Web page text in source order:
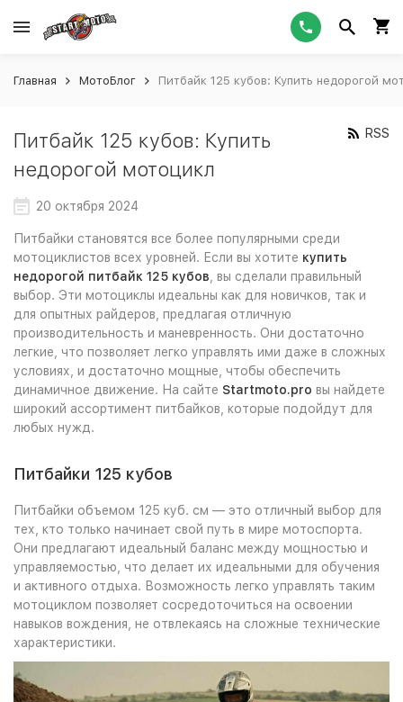
Главная МотоБлог Питбайк 125 кубов: Купить недорогой
Питбайк 125 кубов: Купить
недорогой мотоцикл
RSS
20 октября 2024
Питбайки становятся все более популярными среди
мотоциклистов всех уровней. Если вы хотите купить
недорогой питбайк 125 кубов , вы сделали правильный
выбор. Эти мотоциклы идеальны как для новичков, так и
для опытных райдеров, предлагая отличную
производительность и маневренность. Они достаточно
легкие, что позволяет легко управлять ими даже в сложных
условиях, и достаточно мощные, чтобы обеспечить
динамичное движение. На сайте Startmoto.pro вы найдете
широкий ассортимент питбайков, которые подойдут для
любых нужд.
Питбайки 125 кубов
Питбайки объемом 125 куб. см — это отличный выбор для
тех, кто только начинает свой путь в мире мотоспорта.
Они предлагают идеальный баланс между мощностью и
управляемостью, что делает их идеальными для обучения
и активного отдыха. Возможность легко управлять таким
мотоциклом позволяет сосредоточиться на освоении
навыков вождения, не отвлекаясь на сложные технические
характеристики.